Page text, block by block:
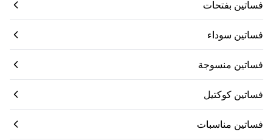
فساتين بفتحات
فساتين سوداء
فساتين منسوجة
فساتين كوكتيل
فساتين مناسبات